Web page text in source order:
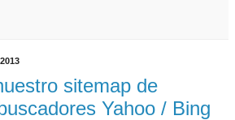
sitemap de
Yahoo / Bing